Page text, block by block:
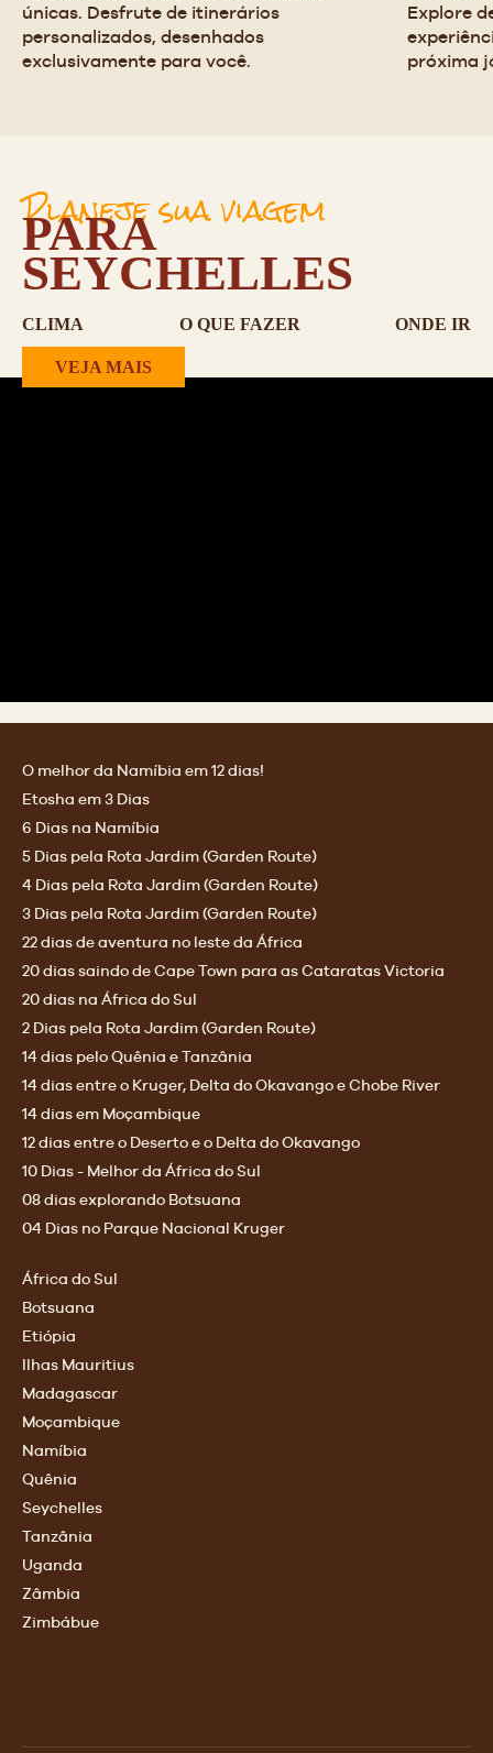
únicas. Desfrute de itinerários
personalizados, desenhados
exclusivamente para você.
Explore
próxima
Planeje sua viagem
PARA
SEYCHELLES
CLIMA O QUE FAZER ONDE IR
VEJA MAIS
O melhor da Namíbia em 12 dias!
Etosha em 3 Dias
6 Dias na Namíbia
5 Dias pela Rota Jardim (Garden Route)
4 Dias pela Rota Jardim (Garden Route)
3 Dias pela Rota Jardim (Garden Route)
22 dias de aventura no leste da África
20 dias saindo de Cape Town para as Cataratas Victoria
20 dias na África do Sul
2 Dias pela Rota Jardim (Garden Route)
14 dias pelo Quênia e Tanzânia
14 dias entre o Kruger, Delta do Okavango e Chobe River
14 dias em Moçambique
12 dias entre o Deserto e o Delta do Okavango
10 Dias - Melhor da África do Sul
08 dias explorando Botsuana
04 Dias no Parque Nacional Kruger
África do Sul
Botsuana
Etiópia
Ilhas Mauritius
Madagascar
Moçambique
Namíbia
Quênia
Seychelles
Tanzânia
Uganda
Zâmbia
Zimbábue